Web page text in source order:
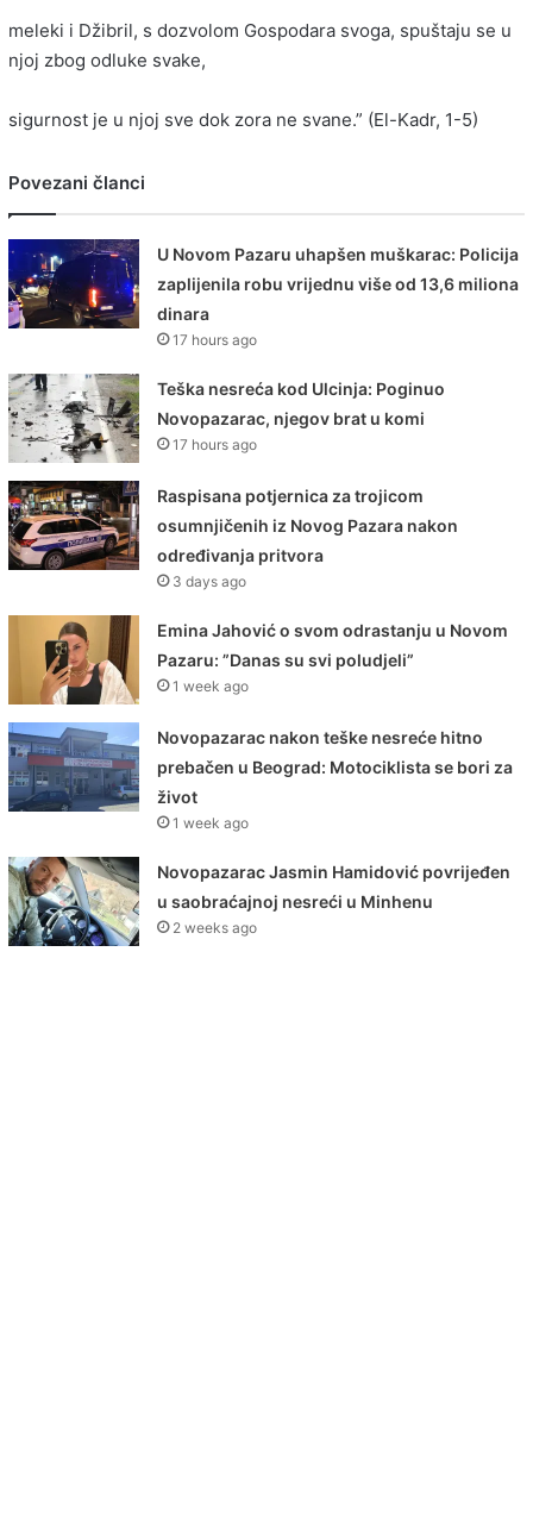
meleki i Džibril, s dozvolom Gospodara svoga, spuštaju se u
njoj zbog odluke svake,
sigurnost je u njoj sve dok zora ne svane.” (El-Kadr, 1-5)
Povezani članci
U Novom Pazaru uhapšen muškarac: Policija
zaplijenila robu vrijednu više od 13,6 miliona
dinara
17 hours ago
Teška nesreća kod Ulcinja: Poginuo
Novopazarac, njegov brat u komi
17 hours ago
Raspisana potjernica za trojicom
osumnjičenih iz Novog Pazara nakon
određivanja pritvora
3 days ago
Emina Jahović o svom odrastanju u Novom
Pazaru: ”Danas su svi poludjeli”
1 week ago
Novopazarac nakon teške nesreće hitno
prebačen u Beograd: Motociklista se bori za
život
1 week ago
Novopazarac Jasmin Hamidović povrijeđen
u saobraćajnoj nesreći u Minhenu
2 weeks ago